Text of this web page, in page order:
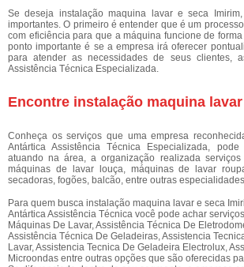
Se deseja instalação maquina lavar e seca
importantes. O primeiro é entender que é um
com eficiência para que a máquina funcione de
ponto importante é se a empresa irá oferecer
para atender as necessidades de seus clientes,
Assistência Técnica Especializada.
Encontre instalação maquina
Conheça os serviços que uma empresa
Antártica Assistência Técnica Especializada,
atuando na área, a organização realizada
máquinas de lavar louça, máquinas de lavar
secadoras, fogões, balcão, entre outras
Para quem busca instalação maquina lavar e seca
Antártica Assistência Técnica você pode achar
Máquinas De Lavar, Assistência Técnica De
Assistência Técnica De Geladeiras, Assistencia
Lavar, Assistencia Tecnica De Geladeira Electrolux,
Microondas entre outras opções que são oferecidas